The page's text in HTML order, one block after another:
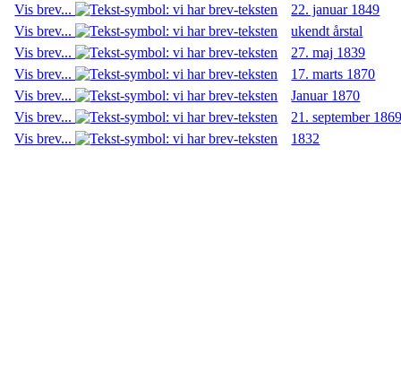
Vis brev...
22. januar 1849
Vis brev...
ukendt årstal
Vis brev...
27. maj 1839
Vis brev...
17. marts 1870
Vis brev...
Januar 1870
Vis brev...
21. september
Vis brev...
1832